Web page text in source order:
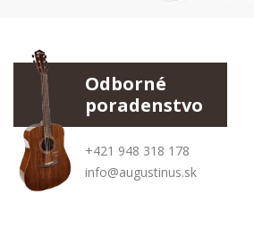
Odborné
poradenstvo
+421 948 318 178
info@augustinus.sk